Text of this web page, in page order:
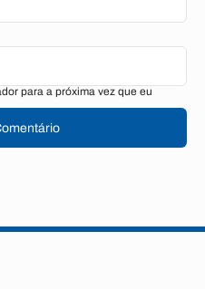
para a próxima vez que eu